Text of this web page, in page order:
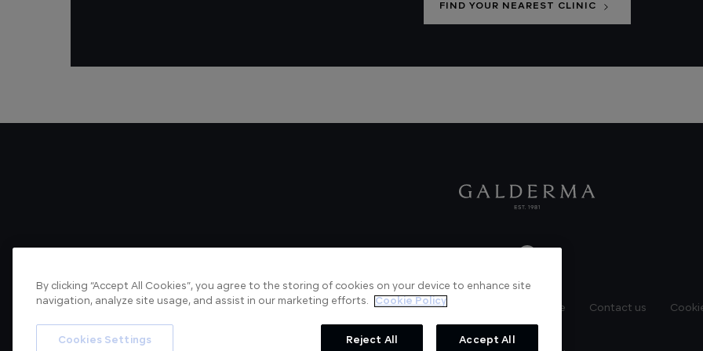
FIND YOUR NEAREST CLINIC
Articles News Videos Verified Certificate Contact us
By clicking “Accept All Cookies”, you agree to the storing of cookies on your device to enhance site
navigation, analyze site usage, and assist in our marketing efforts.
Cookie Policy
Reject All Accept All
Cookies Settings